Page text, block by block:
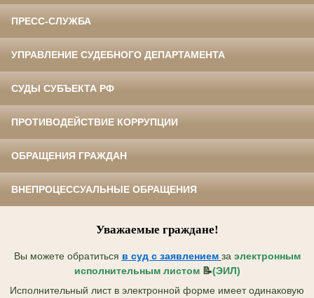
ПРЕСС-СЛУЖБА
УПРАВЛЕНИЕ СУДЕБНОГО ДЕПАРТАМЕНТА
СУДЫ СУБЪЕКТА РФ
ПРОТИВОДЕЙСТВИЕ КОРРУПЦИИ
ОБРАЩЕНИЯ ГРАЖДАН
ВНЕПРОЦЕССУАЛЬНЫЕ ОБРАЩЕНИЯ
Уважаемые граждане!
Вы можете обратиться в суд с заявлением за электронным
исполнительным листом 📝(ЭИЛ)
Исполнительный лист в электронной форме имеет одинаковую